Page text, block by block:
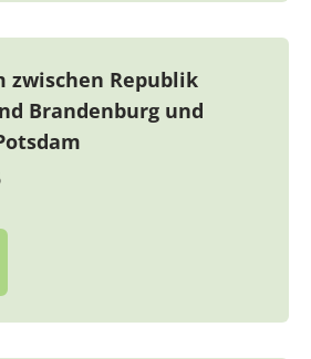
zwischen Republik
Brandenburg und